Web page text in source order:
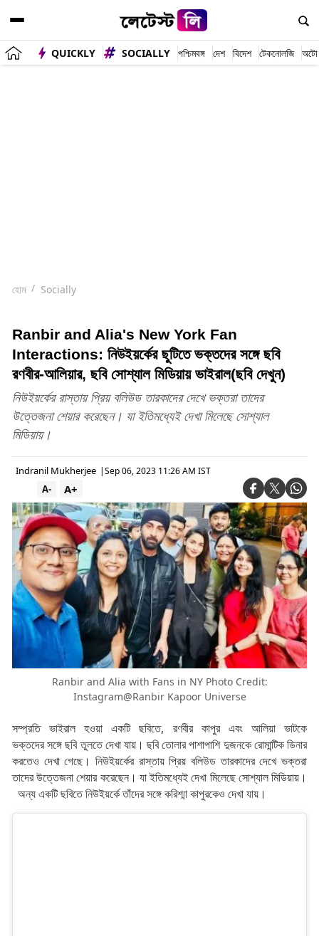
QUICKLY SOCIALLY পশ্চিমবঙ্গ দেশ বিদেশ টেকনোলজি অটো
হোম Socially
Ranbir and Alia's New York Fan
Interactions: নিউইয়র্কের ছুটিতে ভক্তদের সঙ্গে ছবি
রণবীর-আলিয়ার, ছবি সোশ্যাল মিডিয়ায় ভাইরাল(ছবি দেখুন)
নিউইয়র্কের রাস্তায় প্রিয় বলিউড তারকাদের দেখে ভক্তরা তাদের
উত্তেজনা শেয়ার করেছেন। যা ইতিমধ্যেই দেখা মিলেছে সোশ্যাল
মিডিয়ায়।
Indranil Mukherjee |Sep 06, 2023 11:26 AM IST
A+
A-
Ranbir and Alia with Fans in NY Photo Credit:
Instagram@Ranbir Kapoor Universe
সম্প্রতি ভাইরাল হওয়া একটি ছবিতে, রণবীর কাপুর এবং আলিয়া ভাটকে
ভক্তদের সঙ্গে ছবি তুলতে দেখা যায়। ছবি তোলার পাশাপাশি দুজনকে রোমান্টিক ডিনার
করতেও দেখা গেছে। নিউইয়র্কের রাস্তায় প্রিয় বলিউড তারকাদের দেখে ভক্তরা
তাদের উত্তেজনা শেয়ার করেছেন। যা ইতিমধ্যেই দেখা মিলেছে সোশ্যাল মিডিয়ায়।
অন্য একটি ছবিতে নিউইয়র্কে তাঁদের সঙ্গে করিশ্মা কাপুরকেও দেখা যায়।